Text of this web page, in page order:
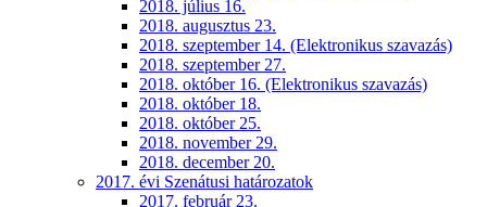
2018. július 16.
2018. augusztus 23.
2018. szeptember 14. (Elektronikus szavazás)
2018. szeptember 27.
2018. október 16. (Elektronikus szavazás)
2018. október 18.
2018. október 25.
2018. november 29.
2018. december 20.
2017. évi Szenátusi határozatok
2017. február 23.